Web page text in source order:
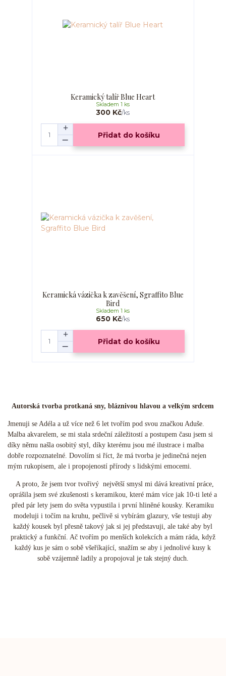
Keramický talíř Blue Heart
300 Kč/ks
Skladem 1 ks
Přidat do košíku
Keramická vázička k zavěšení, Sgraffito Blue
Bird
650 Kč/ks
Skladem 1 ks
Přidat do košíku
Autorská tvorba protkaná sny, bláznivou hlavou a velkým srdcem
Jmenuji se Adéla a už více než 6 let tvořím pod svou značkou Aduše.
Malba akvarelem, se mi stala srdeční záležitostí a postupem času jsem si
díky němu našla osobitý styl, díky kterému jsou mé ilustrace i malba
dobře rozpoznatelné. Dovolím si říct, že má tvorba je jedinečná nejen
mým rukopisem, ale i propojeností přírody s lidskými emocemi.
A proto, že jsem tvor tvořivý největší smysl mi dává kreativní práce,
oprášila jsem své zkušenosti s keramikou, které mám více jak 10-ti leté a
před pár lety jsem do světa vypustila i první hliněné kousky. Keramiku
modeluji i točím na kruhu, pečlivě si vybírám glazury, vše testuji aby
každý kousek byl přesně takový jak si jej představuji, ale také aby byl
praktický a funkční. Ač tvořím po menších kolekcích a mám ráda, když
každý kus je sám o sobě všeříkající, snažím se aby i jednolivé kusy k
sobě vzájemně ladily a propojoval je tak stejný duch.